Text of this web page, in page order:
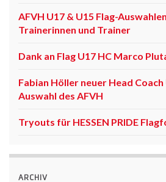
AFVH U17 & U15 Flag-
Trainerinnen und Trainer
Dank an Flag U17 HC Marco
Fabian Höller neuer Head Coach
Auswahl des AFVH
Tryouts für HESSEN PRIDE
ARCHIV